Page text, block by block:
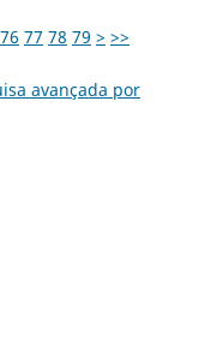
76 77 78 79 > >>
avançada por